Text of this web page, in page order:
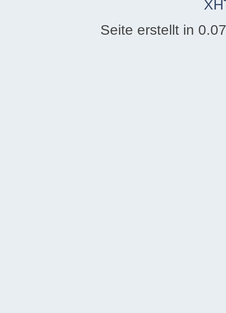
Seite erstellt in